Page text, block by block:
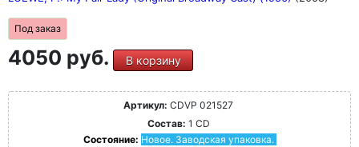
Под заказ
4050 руб. В корзину
Артикул: CDVP 021527
Состав: 1 CD
Состояние: Новое. Заводская упаковка.